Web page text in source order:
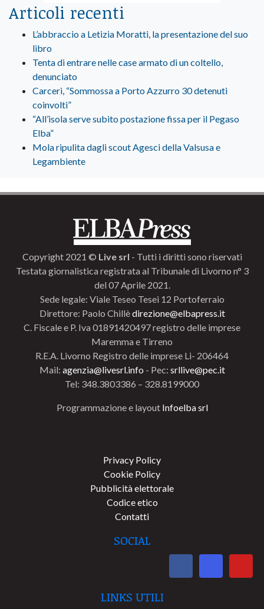
Articoli recenti
L’abbraccio a Letizia Moratti, la presentazione del suo
libro
Tenta di entrare nelle case armato di un coltello,
denunciato
Carceri, “Sommossa a Porto Azzurro 30 detenuti
coinvolti”
“All’isola serve subito postazione fissa per il Pegaso
Elba”
Mola ripulita dagli scout Agesci della Valsusa e
Legambiente
Copyright 2021 © Live srl - Tutti i diritti sono riservati
Testata giornalistica registrata al Tribunale di Livorno n° 3
del 07 Aprile 2021.
Sede legale: Viale Teseo Tesei 12 Portoferraio
Direttore: Paolo Chillèdirezione@elbapress.it
C. Fiscale e P. Iva 01891420497 registro delle imprese
Maremma e Tirreno
R.E.A. Livorno Registro delle imprese Li- 206464
Mail: agenzia@livesrl.info - Pec: srllive@pec.it
Tel: 348.3803386 – 328.8199000
Programmazione e layout Infoelba srl
Privacy Policy
Cookie Policy
Pubblicità elettorale
Codice etico
Contatti
SOCIAL
LINKS UTILI